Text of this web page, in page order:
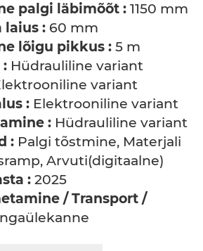
palgi läbimõõt : 1150 mm
laius : 60 mm
lõigu pikkus : 5 m
: Hüdrauliline variant
variant
: Elektrooniline variant
: Hüdrauliline variant
: Palgi tõstmine, Materjali
Arvuti(digitaalne)
: 2025
/ Transport /